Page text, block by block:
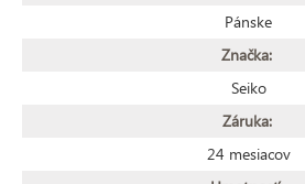
Pánske
Značka:
Seiko
Záruka:
24 mesiacov